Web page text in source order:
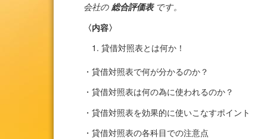
会社の 総合評価表です。
〈内容〉
貸借対照表とは何か！
・貸借対照表で何が分かるのか？
・貸借対照表は何の為に使われるのか？
・貸借対照表を効果的に使いこなすポイント
・貸借対照表の各科目での注意点